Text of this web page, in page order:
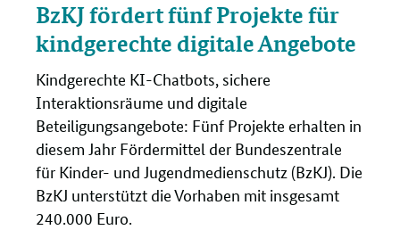
BzKJ fördert fünf Projekte für
kindgerechte digitale Angebote
Kindgerechte KI-Chatbots, sichere
Interaktionsräume und digitale
Beteiligungsangebote: Fünf Projekte erhalten in
diesem Jahr Fördermittel der Bundeszentrale
für Kinder- und Jugendmedienschutz (BzKJ). Die
BzKJ unterstützt die Vorhaben mit insgesamt
240.000 Euro.